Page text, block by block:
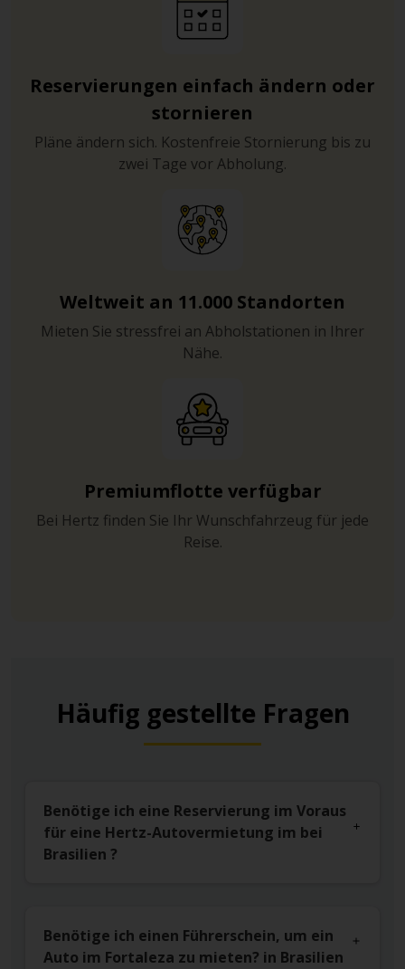
Reservierungen einfach ändern oder
stornieren
Pläne ändern sich. Kostenfreie Stornierung bis zu
zwei Tage vor Abholung.
Weltweit an 11.000 Standorten
Mieten Sie stressfrei an Abholstationen in Ihrer
Nähe.
Premiumflotte verfügbar
Bei Hertz finden Sie Ihr Wunschfahrzeug für jede
Reise.
Häufig gestellte Fragen
Benötige ich eine Reservierung im Voraus
für eine Hertz-Autovermietung im bei
Brasilien ?
Benötige ich einen Führerschein, um ein
Auto im Fortaleza zu mieten? in Brasilien